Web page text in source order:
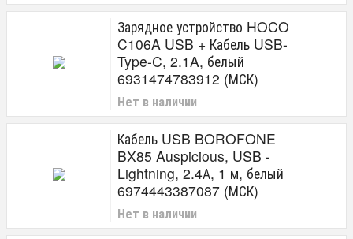
Зарядное устройство HOCO
C106A USB + Кабель USB-
Type-C, 2.1A, белый
6931474783912 (МСК)
Нет в наличии
Кабель USB BOROFONE
BX85 Auspicious, USB -
Lightning, 2.4А, 1 м, белый
6974443387087 (МСК)
Нет в наличии